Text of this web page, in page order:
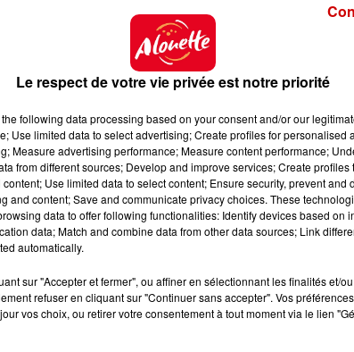
Le respect de votre vie privée est notre priorité
following data processing based on your consent and/or our
Use limited data to select advertising; Create profiles for personalised
Measure advertising performance; Measure content performance;
from different sources; Develop and improve services; Create
Use limited data to select content; Ensure security, prevent and
and content; Save and communicate privacy choices. These
data to offer following functionalities: Identify devices based on
data; Match and combine data from other data sources; Link
automatically.
sur "Accepter et fermer", ou affiner en sélectionnant les finalités et/
refuser en cliquant sur "Continuer sans accepter". Vos
vos choix, ou retirer votre consentement à tout moment via le lien